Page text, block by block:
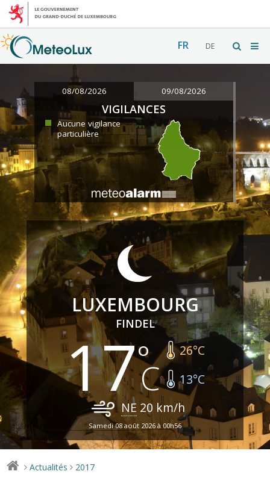
FR DE
08/08/2026 09/08/2026
VIGILANCES
Aucune vigilance
particulière
LUXEMBOURG
FINDEL
17 26°C
13°C
NE 20 km/h
Samedi 08 août 2026 à 00h56
> Actualités > 2017